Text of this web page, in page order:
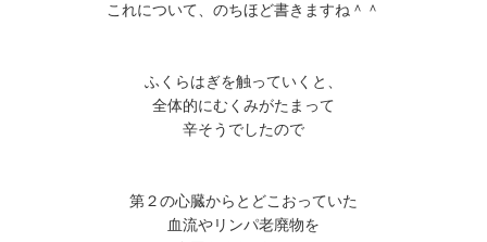
これについて、のちほど書きますね＾＾
ふくらはぎを触っていくと、
全体的にむくみがたまって
辛そうでしたので
第２の心臓からとどこおっていた
血流やリンパ老廃物を